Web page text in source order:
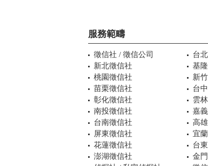
服務範疇
徵信社 / 徵信公司
台
新北徵信社
基
桃園徵信社
新
苗栗徵信社
台
彰化徵信社
雲
南投徵信社
嘉
台南徵信社
高
屏東徵信社
宜
花蓮徵信社
台
澎湖徵信社
金